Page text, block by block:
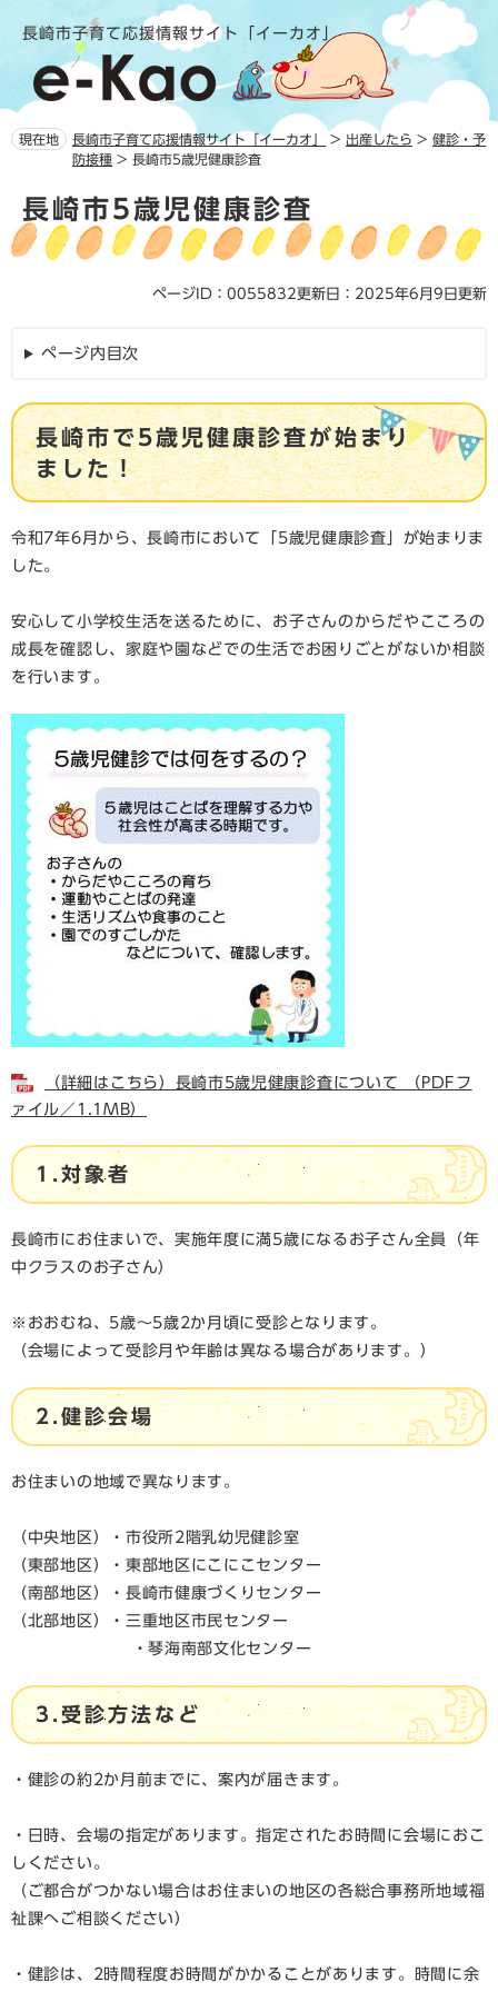
頭
で
飛
ば
文
長崎市子育て応援情報サイト「イーカオ」
現在地 長崎市子育て応援情報サイト「イーカオ」 > 出産したら > 健診・予
防接種 > 長崎市5歳児健康診査
文長崎市5歳児健康診査
ページID：0055832更新日：2025年6月9日更新
ページ内目次
長崎市で5歳児健康診査が始まり
ました！
令和7年6月から、長崎市において「5歳児健康診査」が始まりま
した。
安心して小学校生活を送るために、お子さんのからだやこころの
成長を確認し、家庭や園などでの生活でお困りごとがないか相談
を行います。
（詳細はこちら）長崎市5歳児健康診査について （PDFフ
ァイル／1.1MB）
1.対象者
長崎市にお住まいで、実施年度に満5歳になるお子さん全員（年
中クラスのお子さん）
※おおむね、5歳～5歳2か月頃に受診となります。
（会場によって受診月や年齢は異なる場合があります。）
2.健診会場
お住まいの地域で異なります。
（中央地区）・市役所2階乳幼児健診室
（東部地区）・東部地区にこにこセンター
（南部地区）・長崎市健康づくりセンター
（北部地区）・三重地区市民センター
・琴海南部文化センター
3.受診方法など
・健診の約2か月前までに、案内が届きます。
・日時、会場の指定があります。指定されたお時間に会場におこ
しください。
（ご都合がつかない場合はお住まいの地区の各総合事務所地域福
祉課へご相談ください）
・健診は、2時間程度お時間がかかることがあります。時間に余